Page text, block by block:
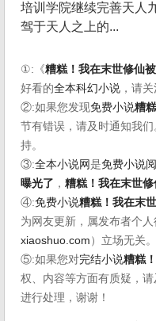
培训学院继续完善天人
驾于天人之上的...
①:《糟糕！我在末世修仙
好看的全本科幻小说 ，请
②:如果您发现免费小说糟
节有错误，请及时通知我
持。
③:全本小说网是免费小说
曝光了 ， 糟糕！我在末世
④:免费小说糟糕！我在末
为网友更新，属发布者个
xiaoshuo.com ）立场无关。
⑤:如果您对完结小说糟糕
权、内容等方面有质疑，
进行处理，谢谢！